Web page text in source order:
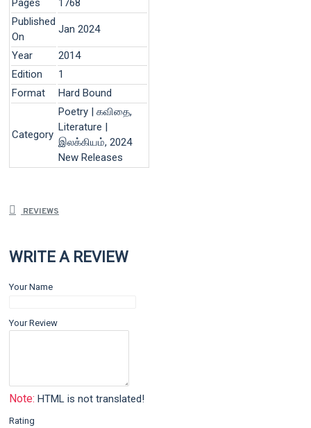
Published
On
Jan 2024
Year
2014
Edition
1
Format
Hard Bound
Category
Poetry | கவிதை,
Literature |
இலக்கியம், 2024
New Releases
REVIEWS
WRITE A REVIEW
Your Name
Your Review
Note: HTML is not translated!
Rating